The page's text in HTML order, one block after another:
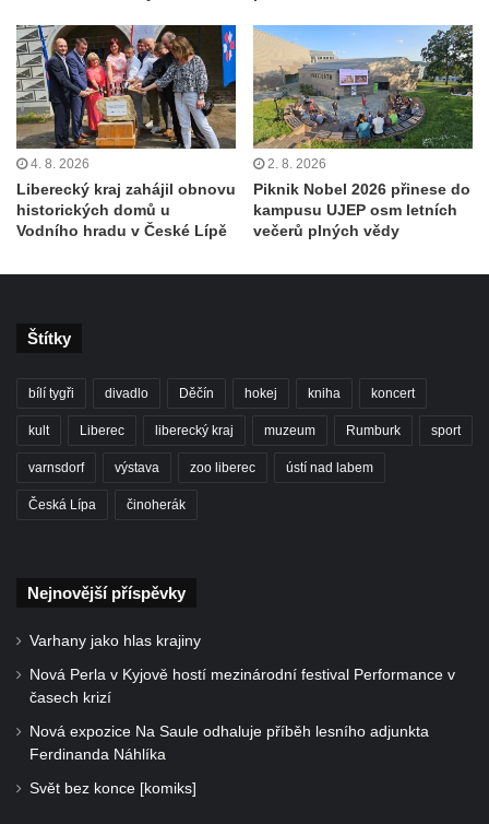
4. 8. 2026
Liberecký kraj zahájil obnovu
historických domů u
Vodního hradu v České Lípě
2. 8. 2026
Piknik Nobel 2026 přinese do
kampusu UJEP osm letních
večerů plných vědy
Štítky
bílí tygři divadlo Děčín hokej kniha koncert
kult Liberec liberecký kraj muzeum Rumburk sport
varnsdorf výstava zoo liberec ústí nad labem
Česká Lípa činoherák
Nejnovější příspěvky
Varhany jako hlas krajiny
Nová Perla v Kyjově hostí mezinárodní festival Performance v
časech krizí
Nová expozice Na Saule odhaluje příběh lesního adjunkta
Ferdinanda Náhlíka
Svět bez konce [komiks]